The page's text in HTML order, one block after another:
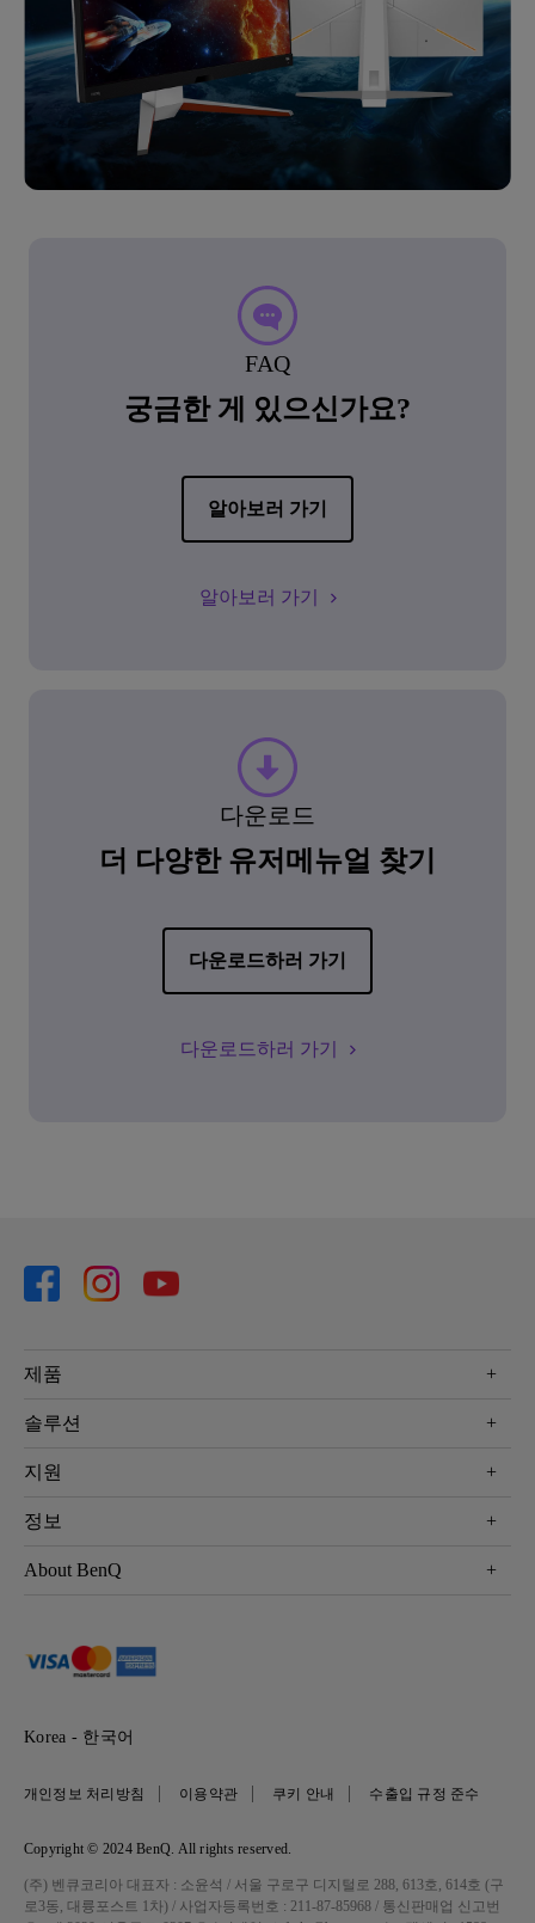
FAQ
궁금한 게 있으신가요?
알아보러 가기
알아보러 가기
다운로드
더 다양한 유저메뉴얼 찾기
다운로드하러 가기
다운로드하러 가기
제품
프로젝터
조명
솔루션
Eye-Care 모니터
e스포츠
비즈니스 디스플레이
지원
문의
서비스센터
정보
프로젝터 거리계산기
About BenQ
사회적 책임
뉴스
Copyright © 2024 BenQ. All rights reserved.
개인정보 처리방침 이용약관 쿠키 안내 수출입 규정 준수
Korea - 한국어
(주) 벤큐코리아 대표자 : 소윤석 / 서울 구로구 디지털로 288, 613호, 614호 (구
로3동, 대륭포스트 1차) / 사업자등록번호 : 211-87-85968 / 통신판매업 신고번